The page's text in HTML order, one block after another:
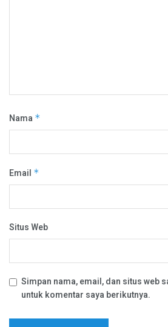
Nama *
Email *
Situs Web
Simpan nama, email, dan situs web
untuk komentar saya berikutnya.